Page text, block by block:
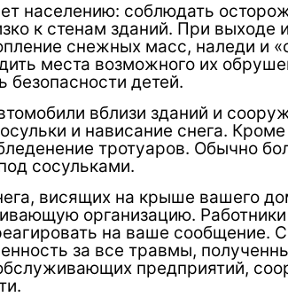
населению: соблюдать
к стенам зданий. При выходе
снежных масс, наледи и
места возможного их
безопасности детей.
вблизи зданий и
и нависание снега. Кроме
тротуаров. Обычно
сосульками.
висящих на крыше вашего
организацию. Работники
на ваше сообщение.
за все травмы,
предприятий,